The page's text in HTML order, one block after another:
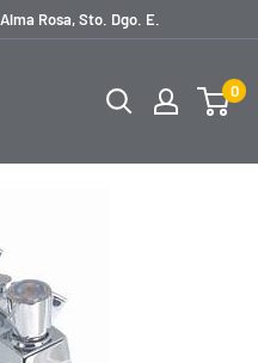
Rosa, Sto. Dgo. E.
0